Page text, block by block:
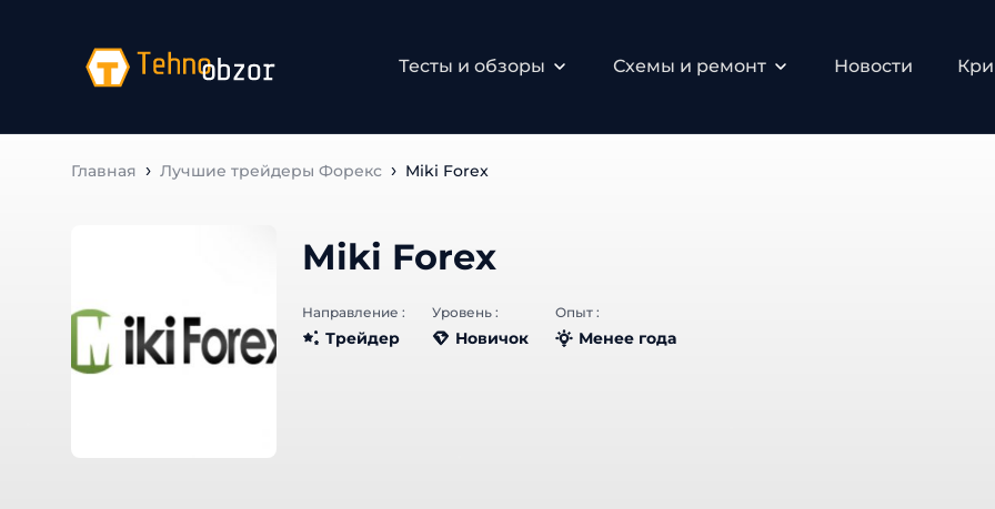
Тесты и обзоры Схемы и ремонт Новости
Главная Лучшие трейдеры Форекс Miki Forex
Miki Forex
Направление :
Трейдер
Уровень :
Новичок
Опыт :
Менее года